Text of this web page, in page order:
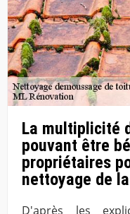
La multiplicité
pouvant être
propriétaires
nettoyage de
D'après les